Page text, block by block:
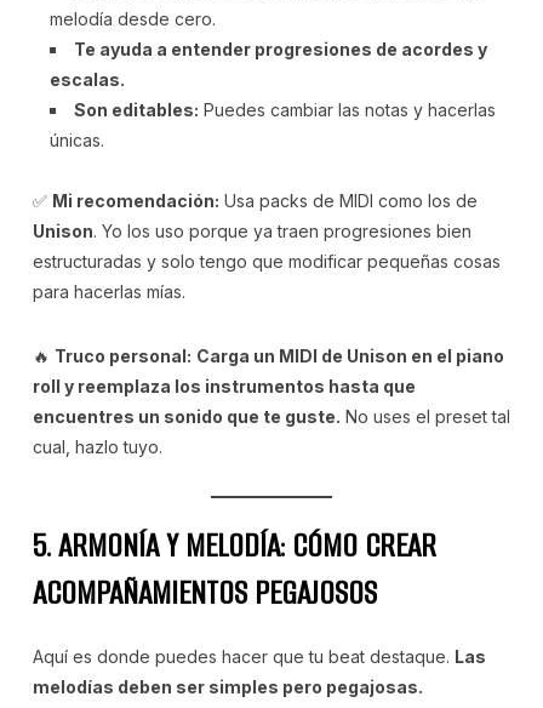
melodía desde cero.
Te ayuda a entender progresiones de acordes y
escalas.
Son editables: Puedes cambiar las notas y hacerlas
únicas.
✅ Mi recomendación: Usa packs de MIDI como los de
Unison. Yo los uso porque ya traen progresiones bien
estructuradas y solo tengo que modificar pequeñas cosas
para hacerlas mías.
🔥 Truco personal: Carga un MIDI de Unison en el piano
roll y reemplaza los instrumentos hasta que
encuentres un sonido que te guste. No uses el preset tal
cual, hazlo tuyo.
5. ARMONÍA Y MELODÍA: CÓMO CREAR
ACOMPAÑAMIENTOS PEGAJOSOS
Aquí es donde puedes hacer que tu beat destaque. Las
melodías deben ser simples pero pegajosas.